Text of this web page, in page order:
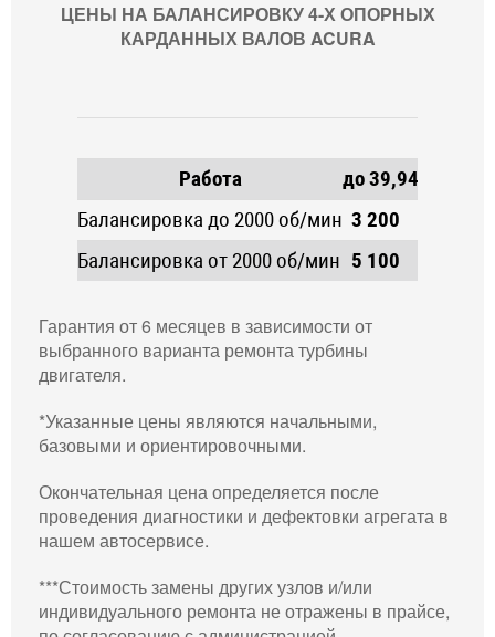
ЦЕНЫ НА БАЛАНСИРОВКУ 4-Х ОПОРНЫХ
КАРДАННЫХ ВАЛОВ ACURA
Работа
до 39,940-49,9
Балансировка до 2000 об/мин 3 200
Балансировка от 2000 об/мин 5 100
Гарантия от 6 месяцев в зависимости от
выбранного варианта ремонта турбины
двигателя.
*Указанные цены являются начальными,
базовыми и ориентировочными.
Окончательная цена определяется после
проведения диагностики и дефектовки агрегата в
нашем автосервисе.
***Стоимость замены других узлов и/или
индивидуального ремонта не отражены в прайсе,